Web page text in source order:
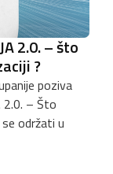
2.0. – što
?
poziva
2.0. – Što
održati u